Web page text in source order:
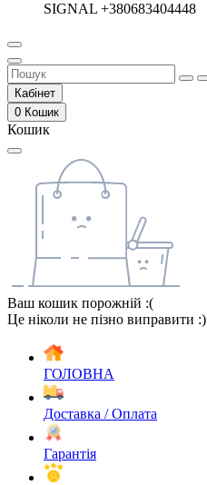
SIGNAL +380683404448
Кабінет
0 Кошик
Кошик
Ваш кошик порожній :(
Це ніколи не пізно виправити :)
ГОЛОВНА
Доставка / Оплата
Гарантія